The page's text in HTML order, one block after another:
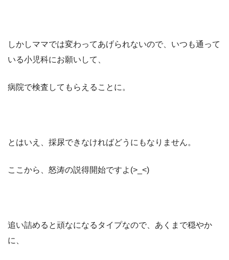
しかしママでは変わってあげられないので、いつも通って
いる小児科にお願いして、
病院で検査してもらえることに。
とはいえ、採尿できなければどうにもなりません。
ここから、怒涛の説得開始ですよ(>_<)
追い詰めると頑なになるタイプなので、あくまで穏やか
に、